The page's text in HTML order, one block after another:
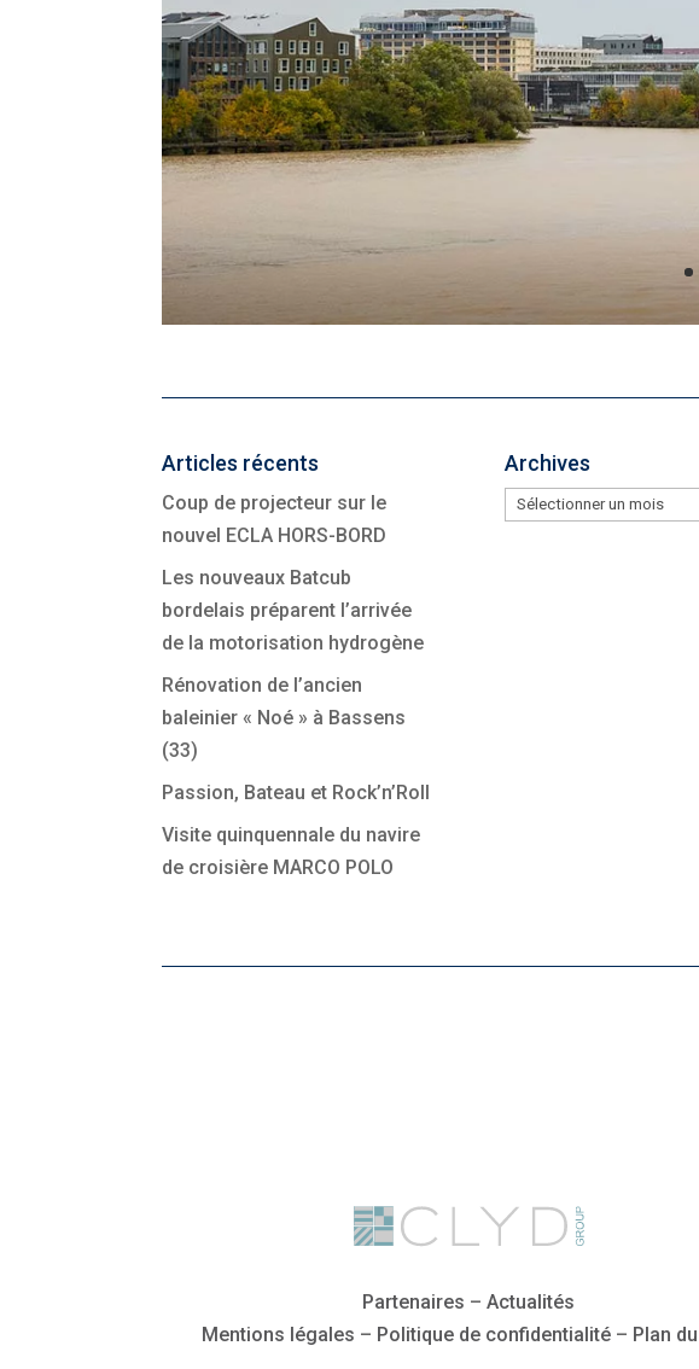
Articles récents
Coup de projecteur sur le
nouvel ECLA HORS-BORD
Les nouveaux Batcub
bordelais préparent l’arrivée
de la motorisation hydrogène
Rénovation de l’ancien
baleinier « Noé » à Bassens
(33)
Passion, Bateau et Rock’n’Roll
Visite quinquennale du navire
de croisière MARCO POLO
Archives
Archives
Partenaires –Actualités
Mentions légales – Politique de confidentialité – Plan